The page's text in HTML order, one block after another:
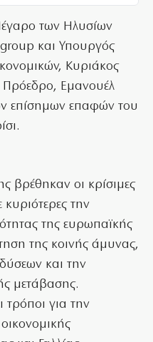
των Ηλυσίων
και Υπουργός
Κυριάκος
Πρόεδρο, Εμανουέλ
επίσημων επαφών του
βρέθηκαν οι κρίσιμες
την
της ευρωπαϊκής
της κοινής άμυνας,
και την
μετάβασης.
τρόποι για την